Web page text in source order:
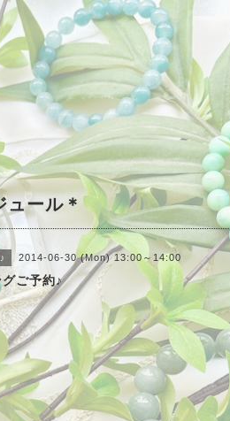
ール＊
2014-06-30 (Mon) 13:00～14:00
ご予約♪